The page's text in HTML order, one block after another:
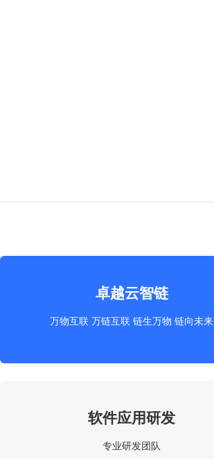
卓越云智链
万物互联 万链互联 链生万物 链向未来
软件应用研发
专业研发团队